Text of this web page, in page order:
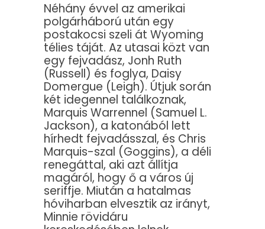
Néhány évvel az amerikai
polgárháború után egy
postakocsi szeli át Wyoming
télies táját. Az utasai közt van
egy fejvadász, Jonh Ruth
(Russell) és foglya, Daisy
Domergue (Leigh). Útjuk során
két idegennel találkoznak,
Marquis Warrennel (Samuel L.
Jackson), a katonából lett
hírhedt fejvadásszal, és Chris
Marquis-szal (Goggins), a déli
renegáttal, aki azt állítja
magáról, hogy ő a város új
seriffje. Miután a hatalmas
hóviharban elvesztik az irányt,
Minnie rövidáru